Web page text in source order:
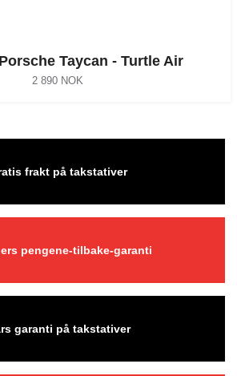
Taycan - Turtle Air
2 890 NOK
frakt på takstativer
pengene-tilbake-garanti
garanti på takstativer